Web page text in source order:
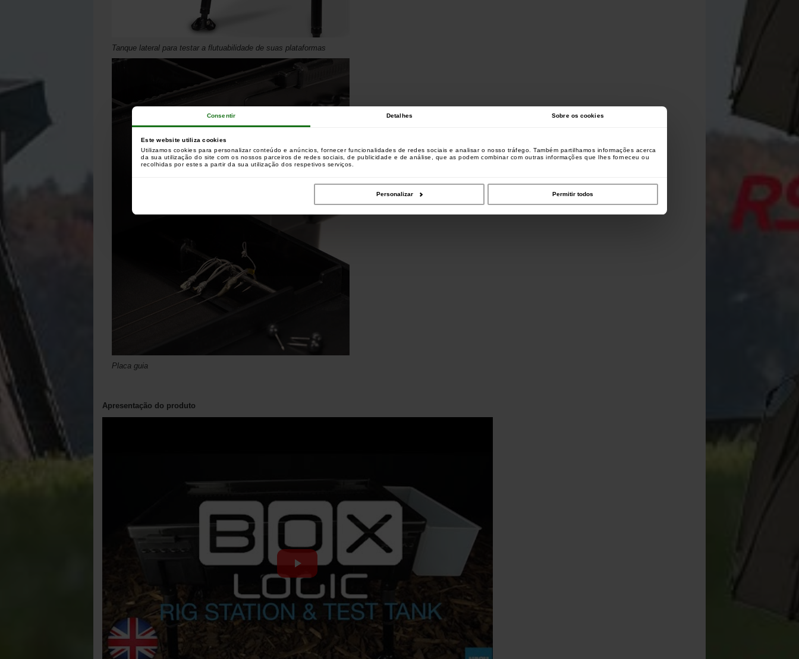
Consentir Detalhes Sobre os cookies
Este website utiliza cookies
Utilizamos cookies para personalizar conteúdo e anúncios, fornecer funcionalidades de redes sociais e analisar o nosso tráfego. Também partilhamos informações acerca
da sua utilização do site com os nossos parceiros de redes sociais, de publicidade e de análise, que as podem combinar com outras informações que lhes forneceu ou
recolhidas por estes a partir da sua utilização dos respetivos serviços.
Personalizar Permitir todos
Tanque lateral para testar a flutuabilidade de suas plataformas
Placa guia
Apresentação do produto